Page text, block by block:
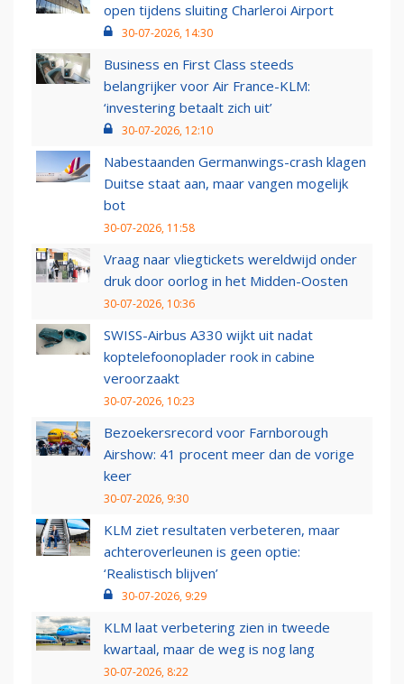
open tijdens sluiting Charleroi Airport
30-07-2026, 14:30
Business en First Class steeds
belangrijker voor Air France-KLM:
‘investering betaalt zich uit’
30-07-2026, 12:10
Nabestaanden Germanwings-crash klagen
Duitse staat aan, maar vangen mogelijk
bot
30-07-2026, 11:58
Vraag naar vliegtickets wereldwijd onder
druk door oorlog in het Midden-Oosten
30-07-2026, 10:36
SWISS-Airbus A330 wijkt uit nadat
koptelefoonoplader rook in cabine
veroorzaakt
30-07-2026, 10:23
Bezoekersrecord voor Farnborough
Airshow: 41 procent meer dan de vorige
keer
30-07-2026, 9:30
KLM ziet resultaten verbeteren, maar
achteroverleunen is geen optie:
‘Realistisch blijven’
30-07-2026, 9:29
KLM laat verbetering zien in tweede
kwartaal, maar de weg is nog lang
30-07-2026, 8:22